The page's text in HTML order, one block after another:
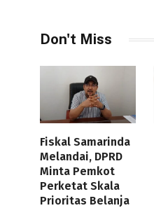
Don't Miss
Fiskal Samarinda
Melandai, DPRD
Minta Pemkot
Perketat Skala
Prioritas Belanja